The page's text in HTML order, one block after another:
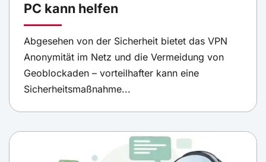
PC kann helfen
Abgesehen von der Sicherheit bietet das VPN
Anonymität im Netz und die Vermeidung von
Geoblockaden – vorteilhafter kann eine
Sicherheitsmaßnahme...